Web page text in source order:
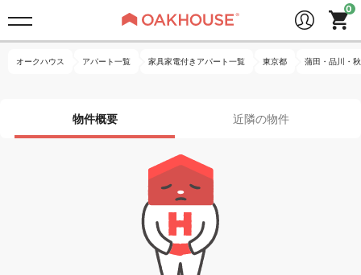
オークハウス アパート一覧 家具家電付きアパート一覧 東京都 蒲田・品川・
物件概要 近隣の物件